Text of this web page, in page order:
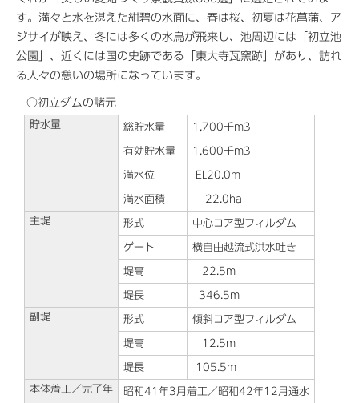
す。満々と水を湛えた紺碧の水面に、春は桜、初夏は花菖蒲、ア
ジサイが映え、冬には多くの水鳥が飛来し、池周辺には「初立池
公園」、近くには国の史跡である「東大寺瓦窯跡」があり、訪れ
る人々の憩いの場所になっています。
○初立ダムの諸元
貯水量 総貯水量 1,700千m3
有効貯水量 1,600千m3
満水位 EL20.0m
満水面積 22.0ha
主堤 形式 中心コア型フィルダム
ゲート 横自由越流式洪水吐き
堤高 22.5m
堤長 346.5m
副堤 形式 傾斜コア型フィルダム
堤高 12.5m
堤長 105.5m
本体着工／完了年
昭和41年3月着工／昭和42年12月通水